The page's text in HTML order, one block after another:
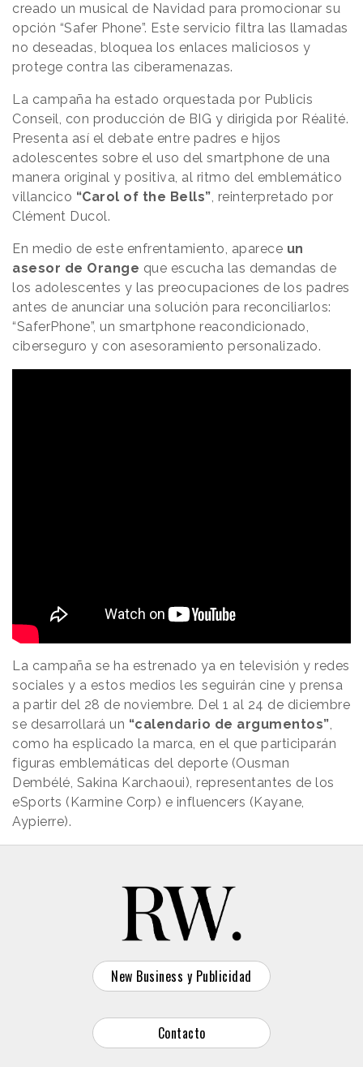
creado un musical de Navidad para promocionar su
opción “Safer Phone”. Este servicio filtra las llamadas
no deseadas, bloquea los enlaces maliciosos y
protege contra las ciberamenazas.
La campaña ha estado orquestada por Publicis
Conseil, con producción de BIG y dirigida por Réalité.
Presenta así el debate entre padres e hijos
adolescentes sobre el uso del smartphone de una
manera original y positiva, al ritmo del emblemático
villancico “Carol of the Bells”, reinterpretado por
Clément Ducol.
En medio de este enfrentamiento, aparece un
asesor de Orange que escucha las demandas de
los adolescentes y las preocupaciones de los padres
antes de anunciar una solución para reconciliarlos:
“SaferPhone”, un smartphone reacondicionado,
ciberseguro y con asesoramiento personalizado.
La campaña se ha estrenado ya en televisión y redes
sociales y a estos medios les seguirán cine y prensa
a partir del 28 de noviembre. Del 1 al 24 de diciembre
se desarrollará un “calendario de argumentos”,
como ha esplicado la marca, en el que participarán
figuras emblemáticas del deporte (Ousman
Dembélé, Sakina Karchaoui), representantes de los
eSports (Karmine Corp) e influencers (Kayane,
Aypierre).
New Business y Publicidad
Contacto